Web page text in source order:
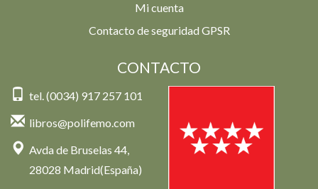
Mi cuenta
Contacto de seguridad GPSR
CONTACTO
tel. (0034) 917 257 101
libros@polifemo.com
Avda de Bruselas 44,
28028 Madrid(España)